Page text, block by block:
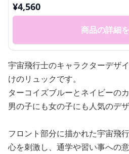
¥4,560
商品の詳細
宇宙飛行士のキャラクターデザ
けのリュックです。
ターコイズブルーとネイビーの
男の子にも女の子にも人気のデ
フロント部分に描かれた宇宙飛
心を刺激し、通学や習い事への